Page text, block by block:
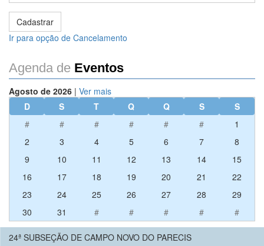
Ir para opção de Cancelamento
Agenda de Eventos
Agosto de 2026 | Ver mais
D
S T Q Q S
S
#
# # # # #
1
2
3 4 5 6 7
8
9
10 11 12 13 14
15
16
17 18 19 20 21
22
23
24 25 26 27 28
29
30
31 # # # # #
24ª SUBSEÇÃO DE CAMPO NOVO DO PARECIS